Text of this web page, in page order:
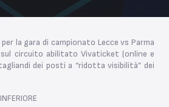
per la gara di campionato Lecce vs Parma
circuito abilitato Vivaticket (online e
dei posti a “ridotta visibilità” dei